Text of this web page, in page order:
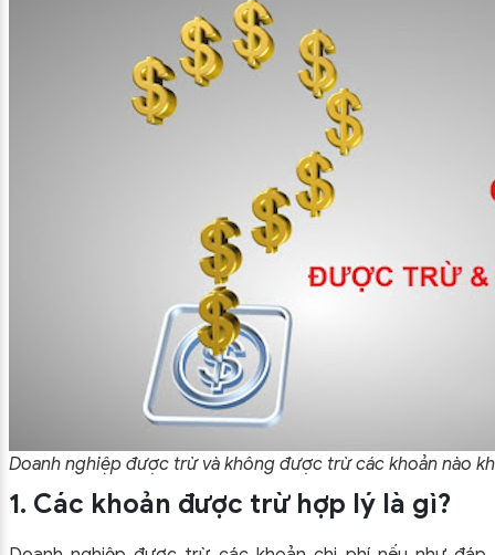
Doanh nghiệp được trừ và không được trừ các khoản nào
1. Các khoản được trừ hợp lý là gì?